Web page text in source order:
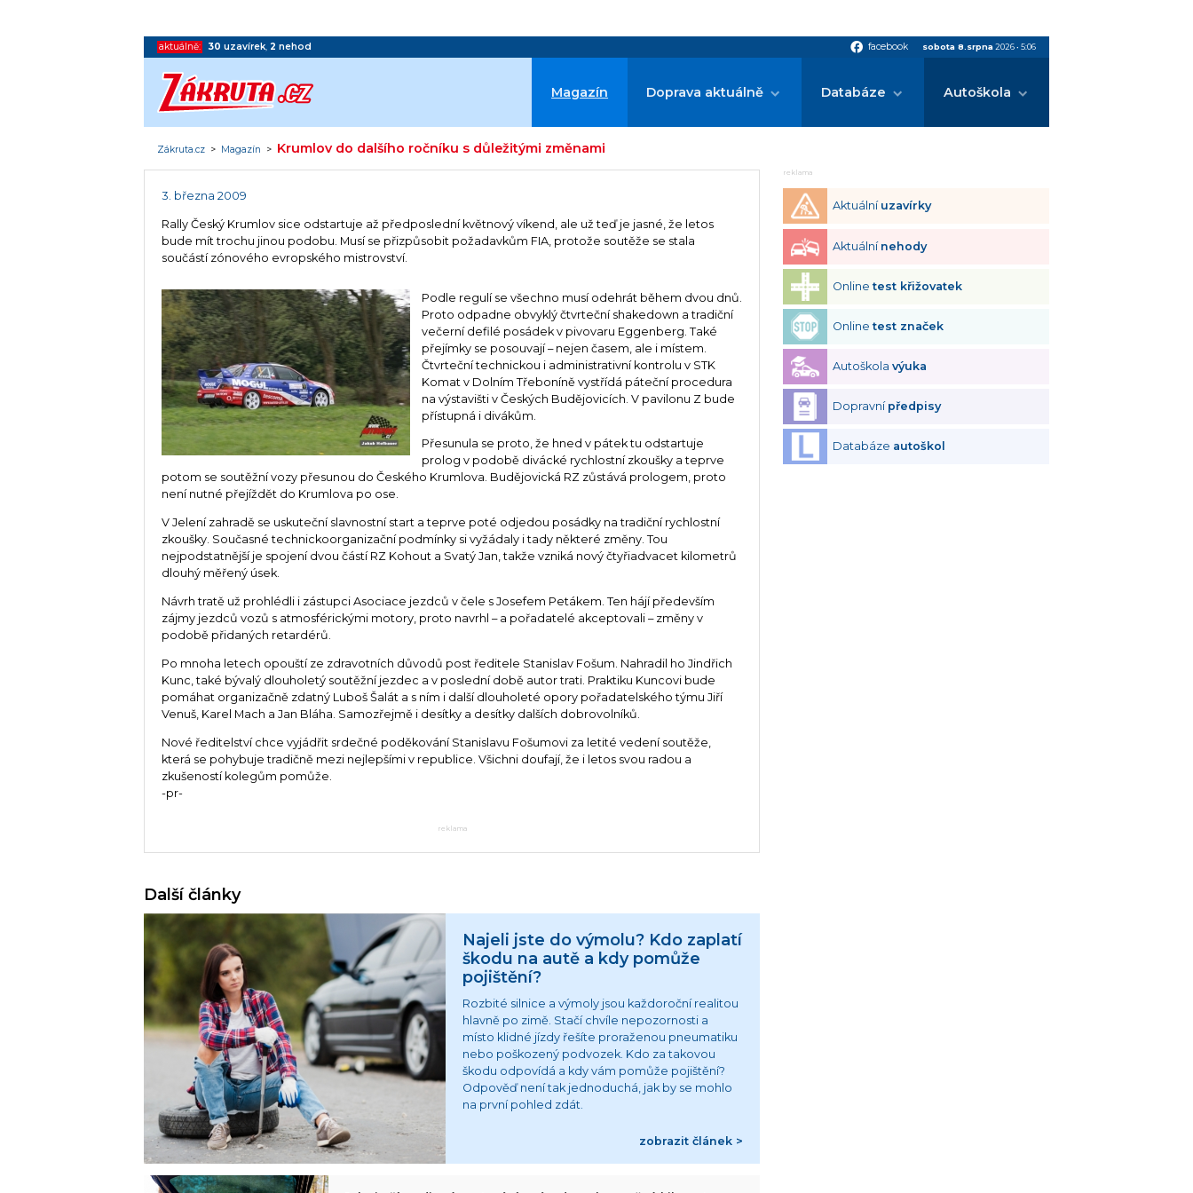
aktuálně: 30 uzavírek,2 nehod facebook facebook sobota 8.srpna 2026• 5:06
Magazín Doprava aktuálně Databáze Autoškola
Zákruta.cz > Magazín > Krumlov do dalšího ročníku s důležitými změnami
3. března 2009
Rally Český Krumlov sice odstartuje až předposlední květnový víkend, ale už teď je jasné, že letos
bude mít trochu jinou podobu. Musí se přizpůsobit požadavkům FIA, protože soutěže se stala
součástí zónového evropského mistrovství.
Podle regulí se všechno musí odehrát během dvou dnů.
Proto odpadne obvyklý čtvrteční shakedown a tradiční
večerní defilé posádek v pivovaru Eggenberg. Také
přejímky se posouvají – nejen časem, ale i místem.
Čtvrteční technickou i administrativní kontrolu v STK
Komat v Dolním Třeboníně vystřídá páteční procedura
na výstavišti v Českých Budějovicích. V pavilonu Z bude
přístupná i divákům.
Přesunula se proto, že hned v pátek tu odstartuje
prolog v podobě divácké rychlostní zkoušky a teprve
potom se soutěžní vozy přesunou do Českého Krumlova. Budějovická RZ zůstává prologem, proto
není nutné přejíždět do Krumlova po ose.
V Jelení zahradě se uskuteční slavnostní start a teprve poté odjedou posádky na tradiční rychlostní
zkoušky. Současné technickoorganizační podmínky si vyžádaly i tady některé změny. Tou
nejpodstatnější je spojení dvou částí RZ Kohout a Svatý Jan, takže vzniká nový čtyřiadvacet kilometrů
dlouhý měřený úsek.
Návrh tratě už prohlédli i zástupci Asociace jezdců v čele s Josefem Petákem. Ten hájí především
zájmy jezdců vozů s atmosférickými motory, proto navrhl – a pořadatelé akceptovali – změny v
podobě přidaných retardérů.
Po mnoha letech opouští ze zdravotních důvodů post ředitele Stanislav Fošum. Nahradil ho Jindřich
Kunc, také bývalý dlouholetý soutěžní jezdec a v poslední době autor trati. Praktiku Kuncovi bude
pomáhat organizačně zdatný Luboš Šalát a s ním i další dlouholeté opory pořadatelského týmu Jiří
Venuš, Karel Mach a Jan Bláha. Samozřejmě i desítky a desítky dalších dobrovolníků.
Nové ředitelství chce vyjádřit srdečné poděkování Stanislavu Fošumovi za letité vedení soutěže,
která se pohybuje tradičně mezi nejlepšími v republice. Všichni doufají, že i letos svou radou a
zkušeností kolegům pomůže.
-pr-
reklama
Další články
Najeli jste do výmolu? Kdo zaplatí
škodu na autě a kdy pomůže
pojištění?
Rozbité silnice a výmoly jsou každoroční realitou
hlavně po zimě. Stačí chvíle nepozornosti a
místo klidné jízdy řešíte proraženou pneumatiku
nebo poškozený podvozek. Kdo za takovou
škodu odpovídá a kdy vám pomůže pojištění?
Odpověď není tak jednoduchá, jak by se mohlo
na první pohled zdát.
zobrazit článek >
reklama
Aktuální uzavírky
Aktuální nehody
Onlinetest křižovatek
Onlinetest značek
Autoškolavýuka
Dopravní předpisy
Databáze autoškol